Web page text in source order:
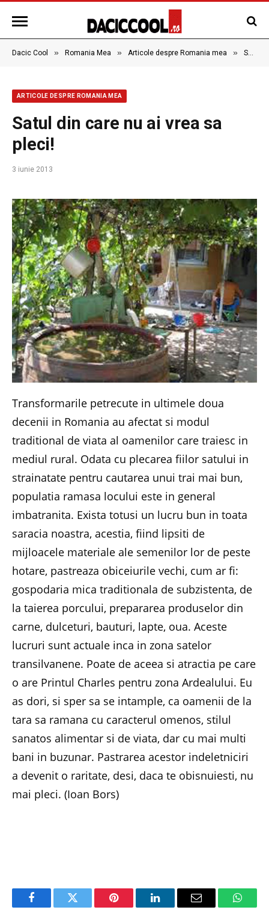
Dacic Cool » Romania Mea » Articole despre Romania mea » Satul din care nu ai vrea sa pleci!
ARTICOLE DESPRE ROMANIA MEA
Satul din care nu ai vrea sa
pleci!
3 iunie 2013
Transformarile petrecute in ultimele doua
decenii in Romania au afectat si modul
traditional de viata al oamenilor care traiesc in
mediul rural. Odata cu plecarea fiilor satului in
strainatate pentru cautarea unui trai mai bun,
populatia ramasa locului este in general
imbatranita. Exista totusi un lucru bun in toata
saracia noastra, acestia, fiind lipsiti de
mijloacele materiale ale semenilor lor de peste
hotare, pastreaza obiceiurile vechi, cum ar fi:
gospodaria mica traditionala de subzistenta, de
la taierea porcului, prepararea produselor din
carne, dulceturi, bauturi, lapte, oua. Aceste
lucruri sunt actuale inca in zona satelor
transilvanene. Poate de aceea si atractia pe care
o are Printul Charles pentru zona Ardealului. Eu
as dori, si sper sa se intample, ca oamenii de la
tara sa ramana cu caracterul omenos, stilul
sanatos alimentar si de viata, dar cu mai multi
bani in buzunar. Pastrarea acestor indeletniciri
a devenit o raritate, desi, daca te obisnuiesti, nu
mai pleci. (Ioan Bors)
FacebookTwitter Pinterest LinkedInEmail